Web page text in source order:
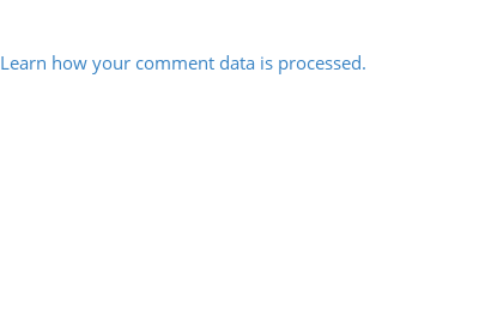
Learn how your comment data is processed.